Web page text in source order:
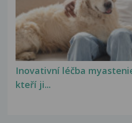
Inovativní léčba
kteří ji...